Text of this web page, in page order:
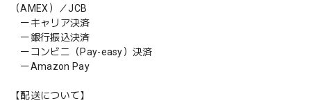
（AMEX）／JCB
ーキャリア決済
ー銀行振込決済
ーコンビニ（Pay-easy）決済
ーAmazon Pay
【配送について】